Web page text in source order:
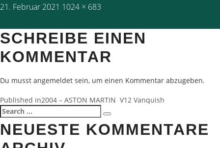
Posted
21. Februar 2021 Full
1024 × 683
SCHREIBE EINEN
KOMMENTAR
Du musst angemeldet sein, um einen Kommentar abzugeben.
BEITRAGSNAVIGATION
Published in2004 – ASTON MARTIN V12 Vanquish
Search
for:
Search
NEUESTE KOMMENTARE